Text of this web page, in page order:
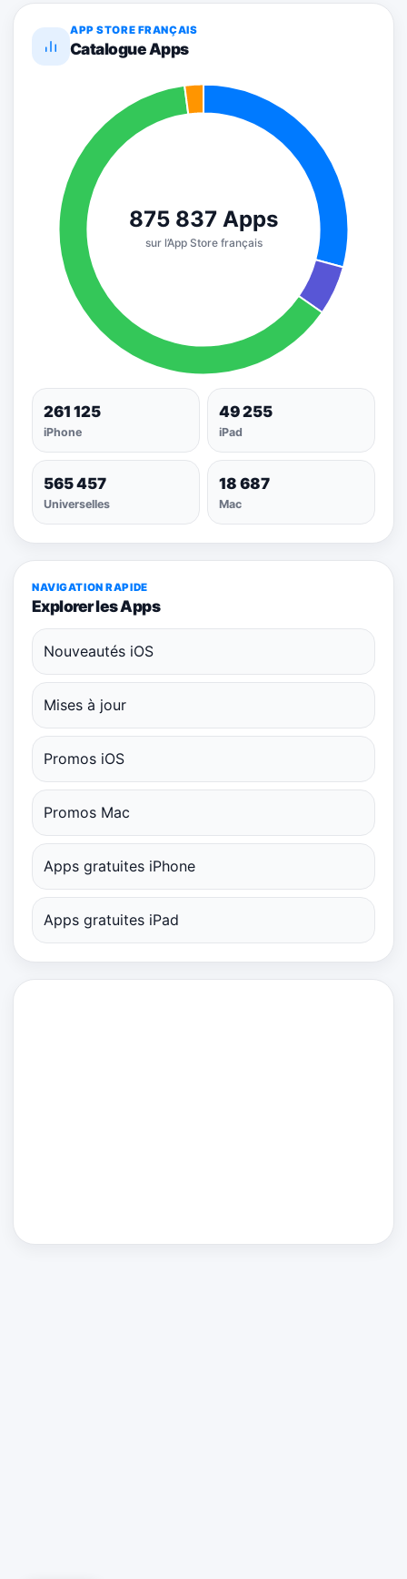
APP STORE FRANÇAIS
Catalogue Apps
261 125
iPhone
49 255
iPad
565 457
Universelles
18 687
Mac
NAVIGATION RAPIDE
Explorer les Apps
Nouveautés iOS
Mises à jour
Promos iOS
Promos Mac
Apps gratuites iPhone
Apps gratuites iPad